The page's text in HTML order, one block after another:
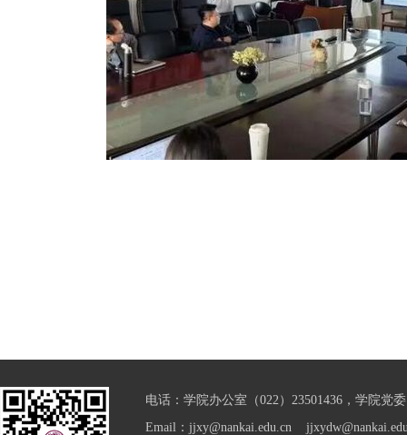
电话：学院办公室（022）23501436，学院党
Email：jjxy@nankai.edu.cn